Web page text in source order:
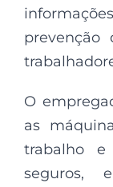
prevenção
O
as
trabalho e
seguros,